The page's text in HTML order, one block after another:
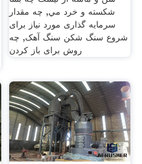
شكسته و خرد مي, چه مقدار
سرمایه گذاری مورد نیاز برای
شروع سنگ شکن سنگ آهک, چه
روش برای باز کردن